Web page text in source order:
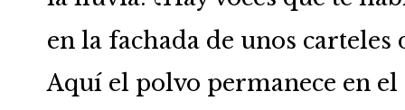
en la fachada de unos carteles
Aquí el polvo permanece en